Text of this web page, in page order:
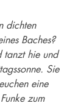
dichten
Baches?
tanzt hie und
Sie
eine
zum